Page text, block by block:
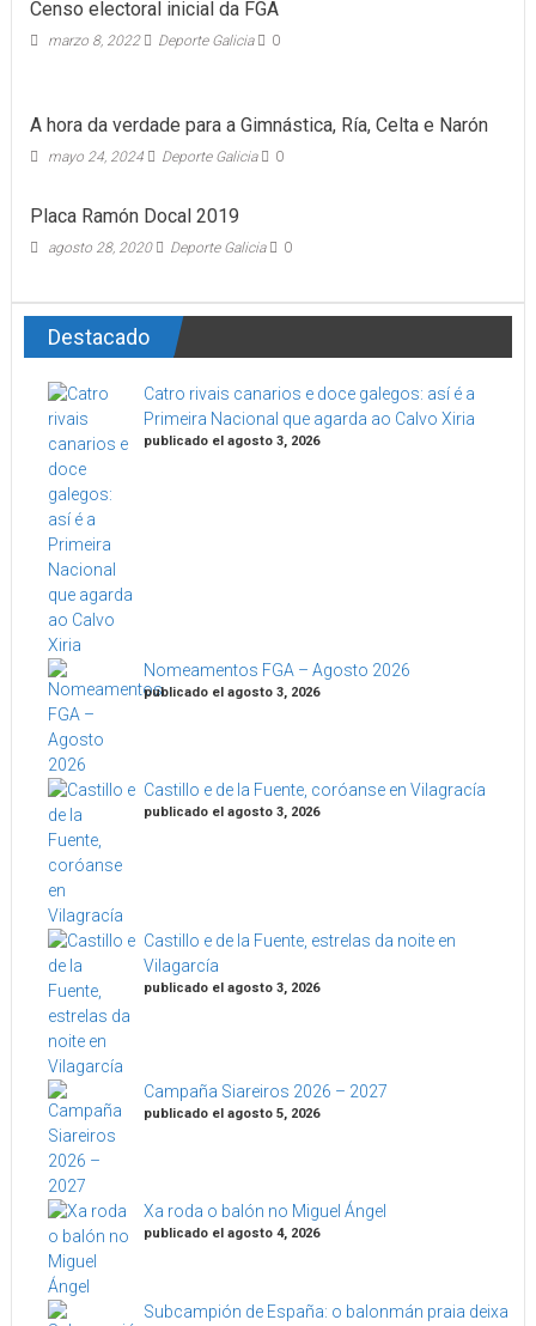
Censo electoral inicial da FGA
marzo 8, 2022 Deporte Galicia 0
A hora da verdade para a Gimnástica, Ría, Celta e Narón
mayo 24, 2024 Deporte Galicia 0
Placa Ramón Docal 2019
agosto 28, 2020 Deporte Galicia 0
Destacado
Catro rivais canarios e doce galegos: así é a
Primeira Nacional que agarda ao Calvo Xiria
publicado el agosto 3, 2026
Nomeamentos FGA – Agosto 2026
publicado el agosto 3, 2026
Castillo e de la Fuente, coróanse en Vilagracía
publicado el agosto 3, 2026
Castillo e de la Fuente, estrelas da noite en
Vilagarcía
publicado el agosto 3, 2026
Campaña Siareiros 2026 – 2027
publicado el agosto 5, 2026
Xa roda o balón no Miguel Ángel
publicado el agosto 4, 2026
Subcampión de España: o balonmán praia deixa